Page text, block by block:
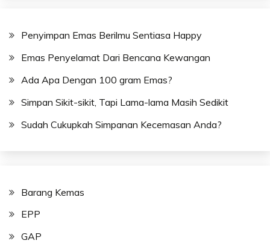
Penyimpan Emas Berilmu Sentiasa Happy
Emas Penyelamat Dari Bencana Kewangan
Ada Apa Dengan 100 gram Emas?
Simpan Sikit-sikit, Tapi Lama-lama Masih Sedikit
Sudah Cukupkah Simpanan Kecemasan Anda?
Barang Kemas
EPP
GAP